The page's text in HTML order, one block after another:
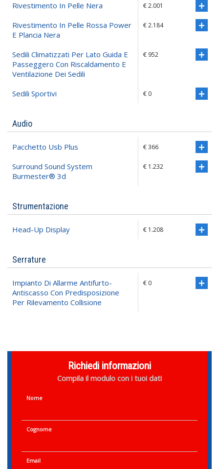
Rivestimento In Pelle Nera € 2.001
Rivestimento In Pelle Rossa Power
E Plancia Nera
€ 2.184
Sedili Climatizzati Per Lato Guida E
Passeggero Con Riscaldamento E
Ventilazione Dei Sedili
€ 952
Sedili Sportivi € 0
Audio
Pacchetto Usb Plus € 366
Surround Sound System
Burmester® 3d
€ 1.232
Strumentazione
Head-Up Display € 1.208
Serrature
Impianto Di Allarme Antifurto-
Antiscasso Con Predisposizione
Per Rilevamento Collisione
€ 0
Richiedi informazioni
Compila il modulo con i tuoi dati
Nome
Cognome
Email